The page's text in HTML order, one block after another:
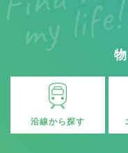
沿線から探す